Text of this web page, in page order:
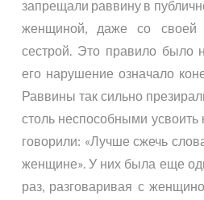
запрещали раввину в
женщиной, даже со своей
сестрой. Это правило было
его нарушение означало
Раввины так сильно
столь неспособными усвоить
говорили: «Лучше сжечь
женщине». У них была еще
раз, разговаривая с